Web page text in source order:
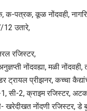
पत्रक, कूळ नोंदवही,
12 उतारे,
रजिस्‍टर,
नोंदवह्या, मळी
प्रीझनर, कच्‍चा
1, सी-2, क्राइम रजिस्‍टर,
खरेदीखत नोंदणी रजिस्‍टर, डे